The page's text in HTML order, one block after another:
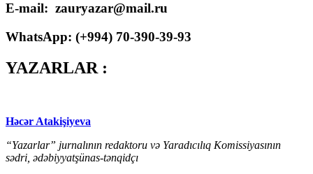
E-mail: zauryazar@mail.ru
WhatsApp: (+994) 70-390-39-93
YAZARLAR :
Həcər Atakişiyeva
“Yazarlar” jurnalının redaktoru və Yaradıcılıq Komissiyasının
sədri, ədəbiyyatşünas-tənqidçı